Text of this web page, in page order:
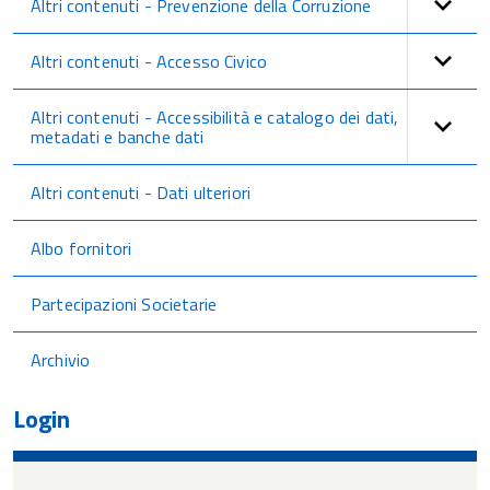
Altri contenuti - Prevenzione della Corruzione
Altri contenuti - Accesso Civico
Altri contenuti - Accessibilità e catalogo dei dati,
metadati e banche dati
Altri contenuti - Dati ulteriori
Albo fornitori
Partecipazioni Societarie
Archivio
Login